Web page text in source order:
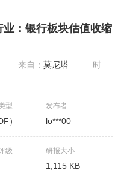
：银行板块估值收缩
来自：莫尼塔
时
型
）
发布者
lo***00
级 研报大小
1,115 KB